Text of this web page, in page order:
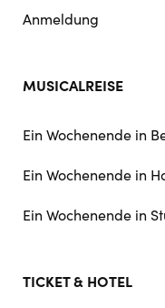
Anmeldung
MUSICALREISE
Ein Wochenende in
Ein Wochenende in
Ein Wochenende in
TICKET & HOTEL